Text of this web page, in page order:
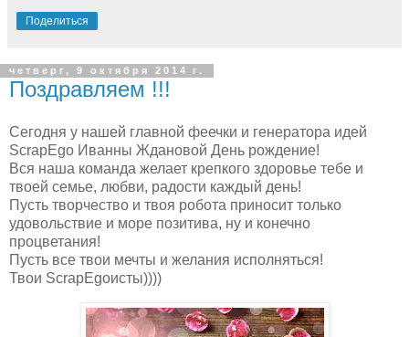
Поделиться
четверг, 9 октября 2014 г.
Поздравляем !!!
Сегодня у нашей главной феечки и генератора идей
ScrapEgo Иванны Ждановой День рождение!
Вся наша команда желает крепкого здоровье тебе и
твоей семье, любви, радости каждый день!
Пусть творчество и твоя робота приносит только
удовольствие и море позитива, ну и конечно
процветания!
Пусть все твои мечты и желания исполняться!
Твои ScrapEgoисты))))